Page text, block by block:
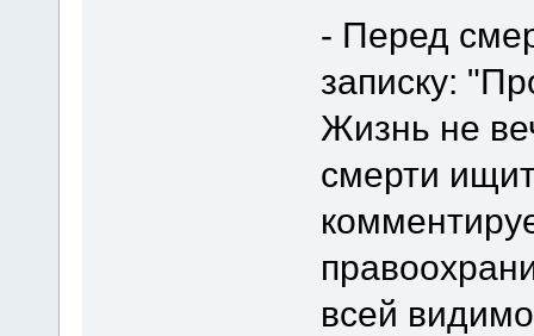
- Перед
записку:
Жизнь не
смерти
всей